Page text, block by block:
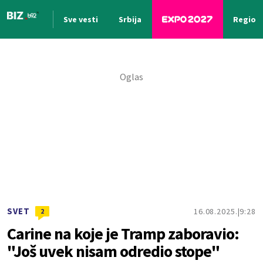
Sve vesti Srbija Region
SVET 2 16.08.2025. 9:28
Carine na koje je Tramp zaboravio:
"Još uvek nisam odredio stope"